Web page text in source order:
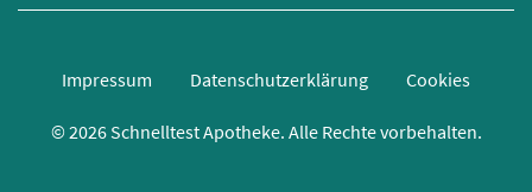
Impressum Datenschutzerklärung Cookies
© 2026 Schnelltest Apotheke. Alle Rechte vorbehalten.